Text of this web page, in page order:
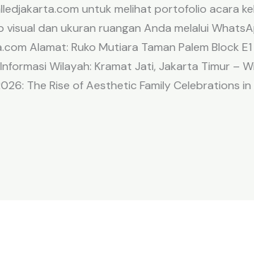
untuk melihat portofolio acara
visual dan ukuran ruangan Anda melalui
Alamat: Ruko Mutiara Taman Palem Block
Wilayah: Kramat Jati, Jakarta Timur –
The Rise of Aesthetic Family Celebrations